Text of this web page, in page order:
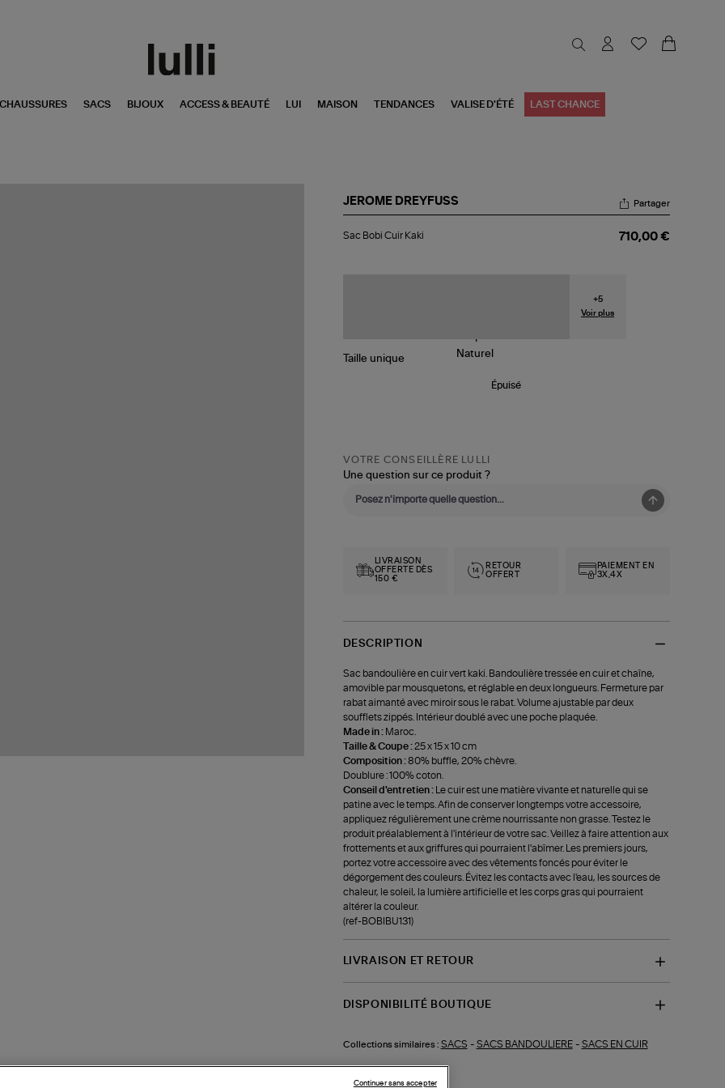
CHAUSSURES SACS BIJOUX ACCESS & BEAUTÉ LUI MAISON TENDANCES VALISE D'ÉTÉ LAST CHANCE
JEROME DREYFUSS
Bobi
Partager
Sac Bobi Cuir Kaki 710,00 €
+5
Voir plus
Taille unique
Épuisé
VOTRE CONSEILLÈRE LULLI
Une question sur ce produit ?
LIVRAISON
OFFERTE DÈS
150 €
RETOUR
OFFERT
PAIEMENT EN
3X,4X
DESCRIPTION
Sac bandoulière en cuir vert kaki. Bandoulière tressée en cuir et chaîne,
amovible par mousquetons, et réglable en deux longueurs. Fermeture par
rabat aimanté avec miroir sous le rabat. Volume ajustable par deux
soufflets zippés. Intérieur doublé avec une poche plaquée.
Made in : Maroc.
Taille & Coupe :25 x 15 x 10 cm
Composition :80% buffle, 20% chèvre.
Doublure : 100% coton.
Conseil d'entretien :
Le cuir est une matière vivante et naturelle qui se
patine avec le temps. Afin de conserver longtemps votre accessoire,
appliquez régulièrement une crème nourrissante non grasse. Testez le
produit préalablement à l'intérieur de votre sac. Veillez à faire attention aux
frottements et aux griffures qui pourraient l'abîmer. Les premiers jours,
portez votre accessoire avec des vêtements foncés pour éviter le
dégorgement des couleurs. Évitez les contacts avec l'eau, les sources de
chaleur, le soleil, la lumière artificielle et les corps gras qui pourraient
altérer la couleur.
(ref-BOBIBU131)
LIVRAISON ET RETOUR
DISPONIBILITÉ BOUTIQUE
Collections similaires : SACS - SACS BANDOULIERE- SACS EN CUIR
Continuer sans accepter